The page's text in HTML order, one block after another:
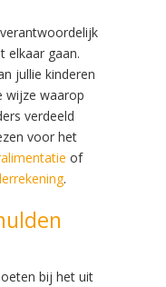
elkaar gaan.
jullie kinderen
wijze waarop
verdeeld
voor het
of
.
bij het uit